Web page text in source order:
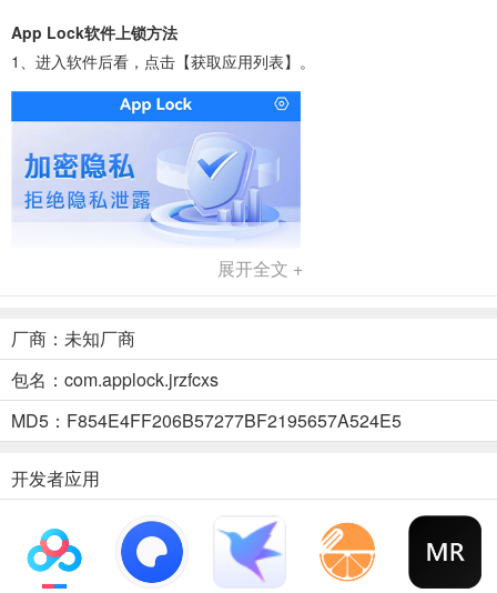
App Lock软件上锁方法
1、进入软件后看，点击【获取应用列表】。
展开全文 +
厂商：未知厂商
包名：com.applock.jrzfcxs
MD5：F854E4FF206B57277BF2195657A524E5
开发者应用